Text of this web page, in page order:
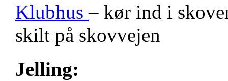
Klubhus– kør ind i
skilt på skovvejen
Jelling: